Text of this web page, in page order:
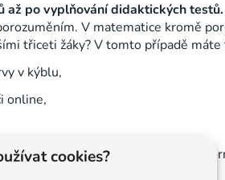
cookies?
až po vyplňování didaktických testů.
V matematice kromě
třiceti žáky? V tomto případě
v kýblu,
online,
na přijímací zkoušky, a to právě